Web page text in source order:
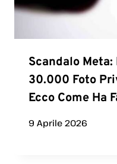
Scandalo
30.000 Foto
Ecco Come Ha
9 Aprile 2026